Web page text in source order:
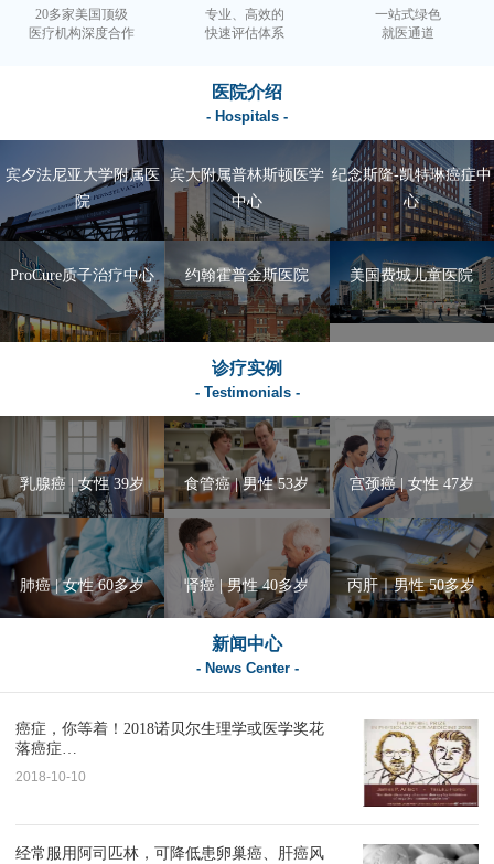
20多家美国顶级
医疗机构深度合作
专业、高效的
快速评估体系
一站式绿色
就医通道
医院介绍
- Hospitals -
宾夕法尼亚大学附属医
院
宾大附属普林斯顿医学
中心
纪念斯隆-凯特琳癌症中
心
ProCure质子治疗中心 约翰霍普金斯医院 美国费城儿童医院
诊疗实例
- Testimonials -
乳腺癌 | 女性 39岁 食管癌 | 男性 53岁 宫颈癌 | 女性 47岁
肺癌 | 女性 60多岁 肾癌 | 男性 40多岁 丙肝｜男性 50多岁
新闻中心
- News Center -
癌症，你等着！2018诺贝尔生理学或医学奖花
落癌症…
2018-10-10
经常服用阿司匹林，可降低患卵巢癌、肝癌风